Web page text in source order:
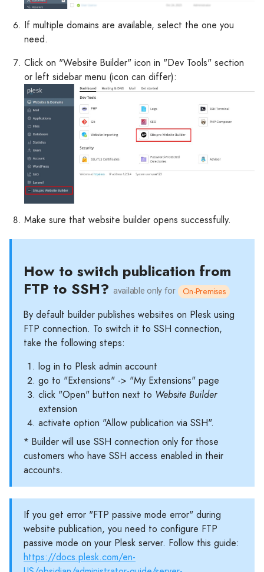
If multiple domains are available, select the one you
need.
Click on "Website Builder" icon in "Dev Tools" section
or left sidebar menu (icon can differ):
Make sure that website builder opens successfully.
How to switch publication from
FTP to SSH? available only for On-Premises
By default builder publishes websites on Plesk using
FTP connection. To switch it to SSH connection,
take the following steps:
log in to Plesk admin account
go to "Extensions" -> "My Extensions" page
click "Open" button next to Website Builder
extension
activate option "Allow publication via SSH".
* Builder will use SSH connection only for those
customers who have SSH access enabled in their
accounts.
If you get error "FTP passive mode error" during
website publication, you need to configure FTP
passive mode on your Plesk server. Follow this guide:
https://docs.plesk.com/en-